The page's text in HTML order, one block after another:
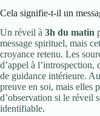
Cela signifie-t-il un
Un réveil à 3h du matin
message spirituel, mais
croyance retenu. Les
d’appel à l’introspection,
de guidance intérieure.
preuve en soi, mais elles
d’observation si le réveil
identifiable.